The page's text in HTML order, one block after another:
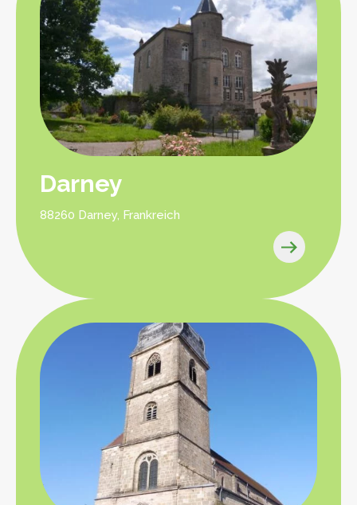
Darney
88260 Darney, Frankreich